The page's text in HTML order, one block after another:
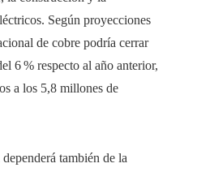
Según proyecciones
de cobre podría cerrar
6 % respecto al año anterior,
a los 5,8 millones de
también de la